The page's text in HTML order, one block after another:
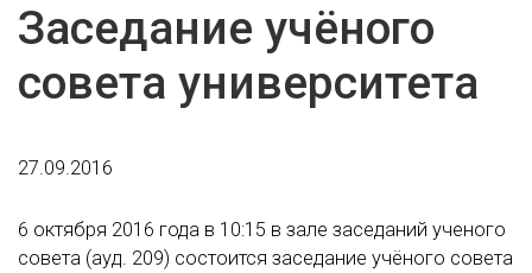
Заседание учёного
совета университета
27.09.2016
6 октября 2016 года в 10:15 в зале заседаний ученого
совета (ауд. 209) состоится заседание учёного совета